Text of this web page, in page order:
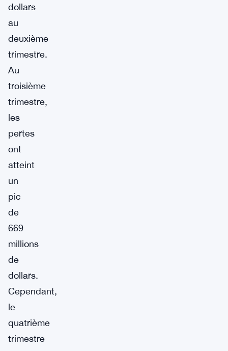
dollars
au
deuxième
trimestre.
Au
troisième
trimestre,
les
pertes
ont
atteint
un
pic
de
669
millions
de
dollars.
Cependant,
le
quatrième
trimestre